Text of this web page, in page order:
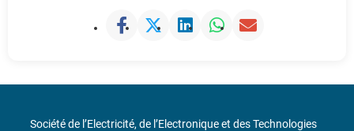
Société de l’Electricité, de l’Electronique et des Technologies